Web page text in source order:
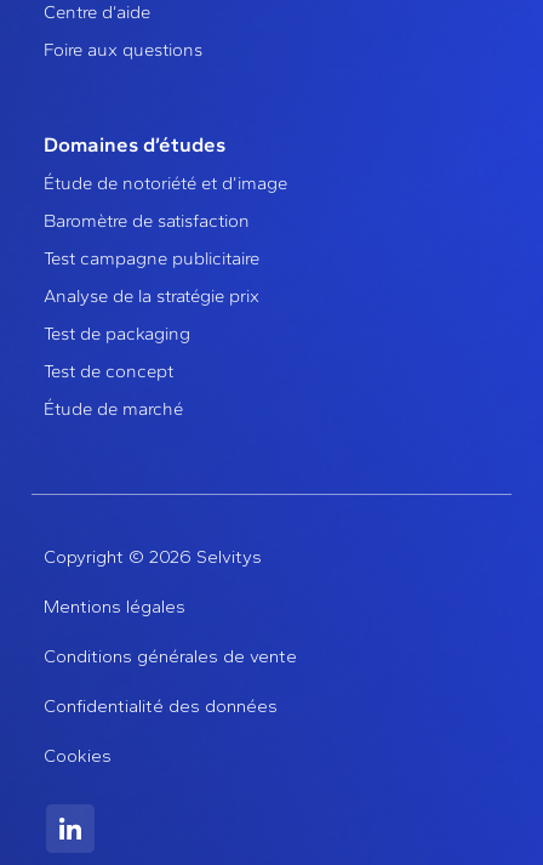
Centre d’aide
Foire aux questions
Domaines d’études
Étude de notoriété et d’image
Baromètre de satisfaction
Test campagne publicitaire
Analyse de la stratégie prix
Test de packaging
Test de concept
Étude de marché
Copyright © 2026 Selvitys
Mentions légales
Conditions générales de vente
Confidentialité des données
Cookies